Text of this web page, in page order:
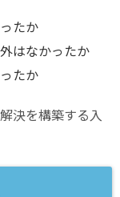
たか
はなかったか
たか
決を構築する入